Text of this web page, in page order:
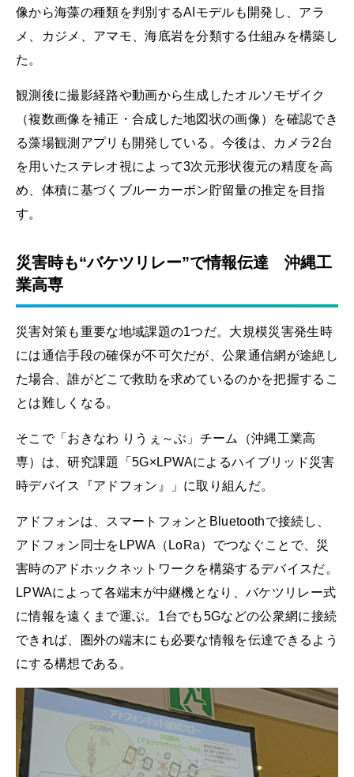
像から海藻の種類を判別するAIモデルも開発し、アラ
メ、カジメ、アマモ、海底岩を分類する仕組みを構築し
た。
観測後に撮影経路や動画から生成したオルソモザイク
（複数画像を補正・合成した地図状の画像）を確認でき
る藻場観測アプリも開発している。今後は、カメラ2台
を用いたステレオ視によって3次元形状復元の精度を高
め、体積に基づくブルーカーボン貯留量の推定を目指
す。
災害時も“バケツリレー”で情報伝達 沖縄工
業高専
災害対策も重要な地域課題の1つだ。大規模災害発生時
には通信手段の確保が不可欠だが、公衆通信網が途絶し
た場合、誰がどこで救助を求めているのかを把握するこ
とは難しくなる。
そこで「おきなわ りうぇ～ぶ」チーム（沖縄工業高
専）は、研究課題「5G×LPWAによるハイブリッド災害
時デバイス『アドフォン』」に取り組んだ。
アドフォンは、スマートフォンとBluetoothで接続し、
アドフォン同士をLPWA（LoRa）でつなぐことで、災
害時のアドホックネットワークを構築するデバイスだ。
LPWAによって各端末が中継機となり、バケツリレー式
に情報を遠くまで運ぶ。1台でも5Gなどの公衆網に接続
できれば、圏外の端末にも必要な情報を伝達できるよう
にする構想である。